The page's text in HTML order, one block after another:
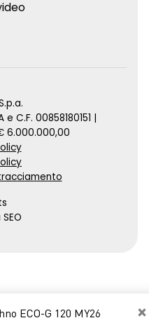
×
ECO-G 120 MY26
e C.F. 00858180151 |
6.000.000,00